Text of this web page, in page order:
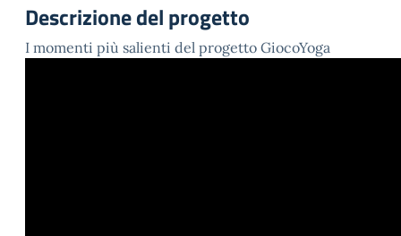
Descrizione del progetto
I momenti più salienti del progetto GiocoYoga